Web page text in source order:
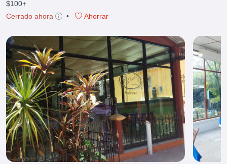
$100+
Cerrado ahora
• Ahorrar